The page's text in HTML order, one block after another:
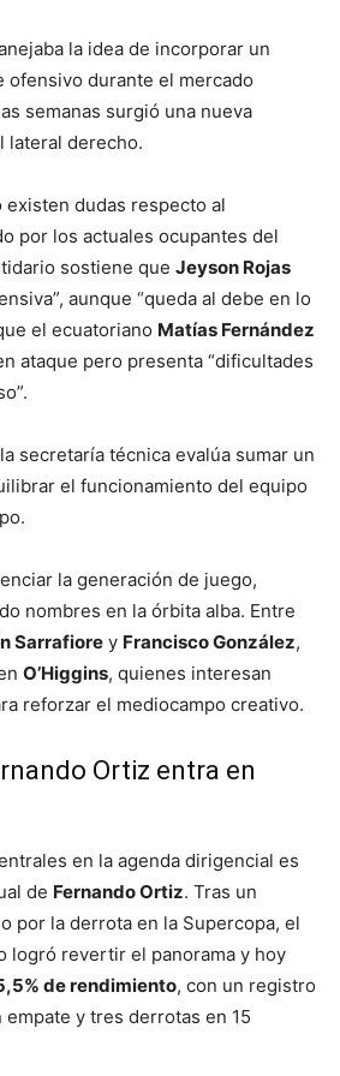
la idea de incorporar un
ofensivo durante el mercado
semanas surgió una nueva
lateral derecho.
existen dudas respecto al
por los actuales ocupantes del
sostiene que Jeyson Rojas
aunque “queda al debe en lo
el ecuatoriano Matías Fernández
ataque pero presenta “dificultades
secretaría técnica evalúa sumar un
el funcionamiento del equipo
la generación de juego,
nombres en la órbita alba. Entre
Sarrafiore y Francisco González,
O’Higgins, quienes interesan
reforzar el mediocampo creativo.
Ortiz entra en
en la agenda dirigencial es
de Fernando Ortiz. Tras un
por la derrota en la Supercopa, el
logró revertir el panorama y hoy
de rendimiento, con un registro
y tres derrotas en 15